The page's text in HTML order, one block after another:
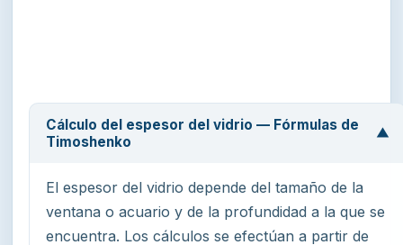
Cálculo del espesor del vidrio — Fórmulas de
Timoshenko
▼
El espesor del vidrio depende del tamaño de la
ventana o acuario y de la profundidad a la que se
encuentra. Los cálculos se efectúan a partir de